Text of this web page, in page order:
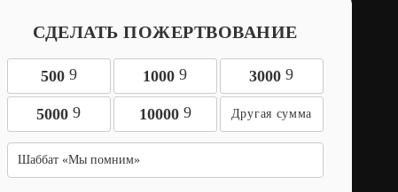
СДЕЛАТЬ ПОЖЕРТВОВАНИЕ
500 9 10009 30009
50009 10000 9
Шаббат «Мы помним»